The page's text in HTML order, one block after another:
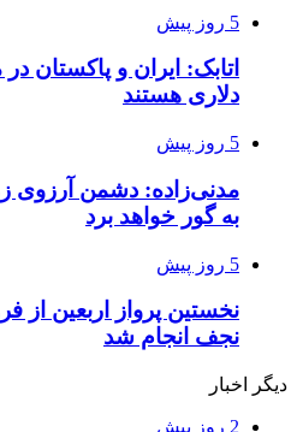
5 روز پیش
دلاری هستند
5 روز پیش
مدنی‌زاده: دشمن آرزوی
به گور خواهد برد
5 روز پیش
نخستین پرواز اربعین از
نجف انجام شد
دیگر اخبار
2 روز پیش